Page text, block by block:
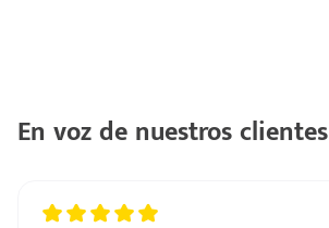
En voz de nuestros clientes